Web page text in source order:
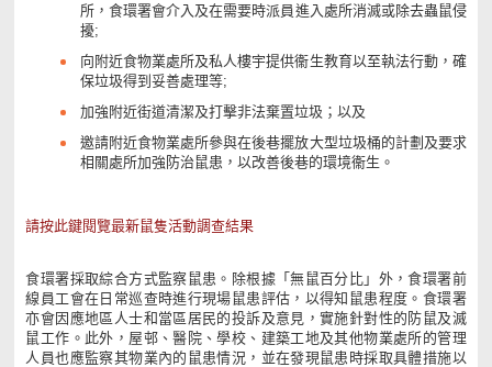
所，食環署會介入及在需要時派員進入處所消滅或除去蟲鼠侵
擾;
向附近食物業處所及私人樓宇提供衞生教育以至執法行動，確
保垃圾得到妥善處理等;
加強附近街道清潔及打擊非法棄置垃圾；以及
邀請附近食物業處所參與在後巷擺放大型垃圾桶的計劃及要求
相關處所加強防治鼠患，以改善後巷的環境衞生。
請按此鍵閱覽最新鼠隻活動調查結果
食環署採取綜合方式監察鼠患。除根據「無鼠百分比」外，食環署前
線員工會在日常巡查時進行現場鼠患評估，以得知鼠患程度。食環署
亦會因應地區人士和當區居民的投訴及意見，實施針對性的防鼠及滅
鼠工作。此外，屋邨、醫院、學校、建築工地及其他物業處所的管理
人員也應監察其物業內的鼠患情況，並在發現鼠患時採取具體措施以